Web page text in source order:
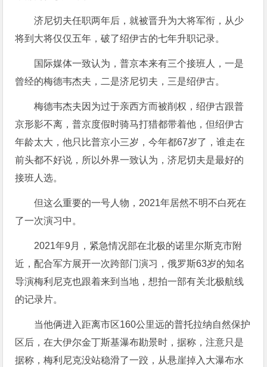
济尼切夫任职两年后，就被晋升为大将军衔，从少
将到大将仅仅五年，破了绍伊古的七年升职记录。
国际媒体一致认为，普京本来有三个接班人，一是
曾经的梅德韦杰夫，二是济尼切夫，三是绍伊古。
梅德韦杰夫因为过于亲西方而被削权，绍伊古跟普
京形影不离，普京度假时骑马打猎都带着他，但绍伊古
年龄太大，他只比普京小三岁，今年都67岁了，谁走在
前头都不好说，所以外界一致认为，济尼切夫是最好的
接班人选。
但这么重要的一号人物，2021年居然不明不白死在
了一次演习中。
2021年9月，紧急情况部在北极的诺里尔斯克市附
近，配合军方展开一次跨部门演习，俄罗斯63岁的知名
导演梅利尼克也跟着来到当地，想拍一部有关北极航线
的记录片。
当他俩进入距离市区160公里远的普托拉纳自然保护
区后，在大伊尔金丁斯基瀑布勘景时，据称，注意只是
据称，梅利尼克没站稳滑了一跤，从悬崖掉入大瀑布水